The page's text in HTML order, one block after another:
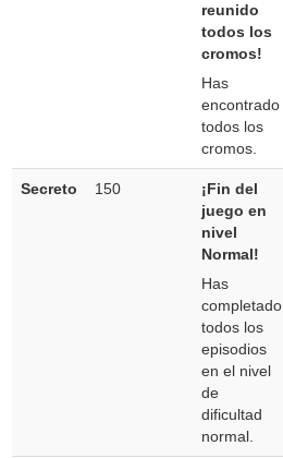
reunido
todos los
cromos!
Has
encontrado
todos los
cromos.
Secreto 150
¡Fin del
juego en
nivel
Normal!
Has
completado
todos los
episodios
en el nivel
de
dificultad
normal.